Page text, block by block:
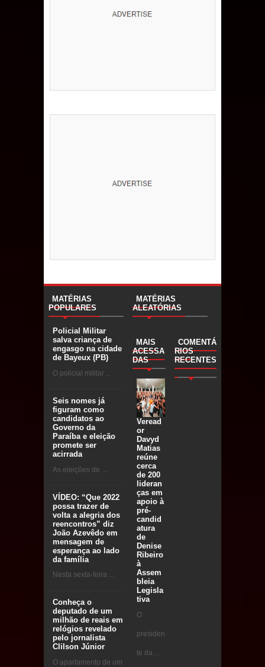
MATÉRIAS
POPULARES
Policial Militar
salva criança de
engasgo na cidade
de Bayeux (PB)
O policial militar ...
Seis nomes já
figuram como
candidatos ao
Governo da
Paraíba e eleição
promete ser
acirrada
As eleições de ...
VÍDEO: “Que 2022
possa trazer de
volta a alegria dos
reencontros” diz
João Azevêdo em
mensagem de
esperança ao lado
da família
Nesta sexta-feira ...
Conheça o
deputado de um
milhão de reais em
relógios revelado
pelo jornalista
Clilson Júnior
O apartamento de um
MATÉRIAS
ALEATÓRIAS
MAIS
ACESSA
DAS
Veread
or
Davyd
Matias
reúne
cerca
de 200
lideran
ças em
apoio à
pré-
candid
atura
de
Denise
Ribeiro
à
Assem
bleia
Legisla
tiva
O
presiden
te da ...
COMENTÁ
RIOS
RECENTES